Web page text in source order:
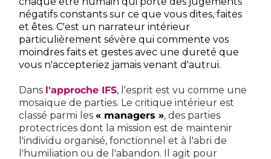
négatifs constants sur ce que vous dites, faites
et êtes. C'est un narrateur intérieur
particulièrement sévère qui commente vos
moindres faits et gestes avec une dureté que
vous n'accepteriez jamais venant d'autrui.
Dans l'approche IFS, l'esprit est vu comme une
mosaïque de parties. Le critique intérieur est
classé parmi les « managers », des parties
protectrices dont la mission est de maintenir
l'individu organisé, fonctionnel et à l'abri de
l'humiliation ou de l'abandon. Il agit pour